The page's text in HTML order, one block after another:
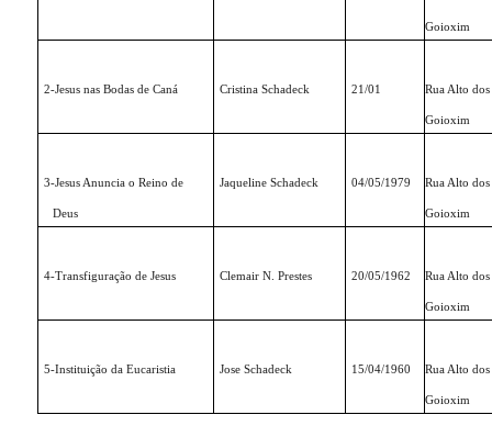
Goioxim
2-Jesus nas Bodas de Caná Cristina Schadeck 21/01 Rua Alto
Goioxim
3-Jesus Anuncia o Reino de
Deus
Jaqueline Schadeck 04/05/1979 Rua Alto
Goioxim
4-Transfiguração de Jesus Clemair N. Prestes 20/05/1962 Rua Alto
Goioxim
5-Instituição da Eucaristia Jose Schadeck 15/04/1960 Rua Alto
Goioxim